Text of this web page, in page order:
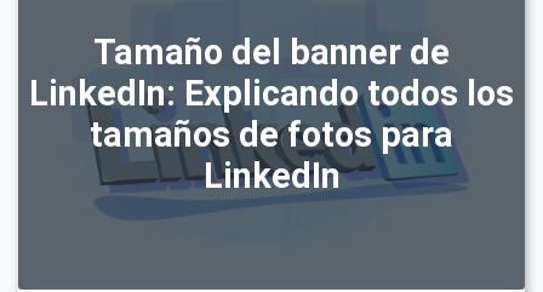
Tamaño del banner de
LinkedIn: Explicando todos los
tamaños de fotos para
LinkedIn